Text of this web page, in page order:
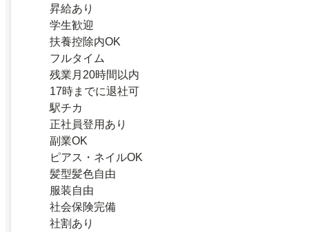
昇給あり
学生歓迎
扶養控除内OK
フルタイム
残業月20時間以内
17時までに退社可
駅チカ
正社員登用あり
副業OK
ピアス・ネイルOK
髪型髪色自由
服装自由
社会保険完備
社割あり